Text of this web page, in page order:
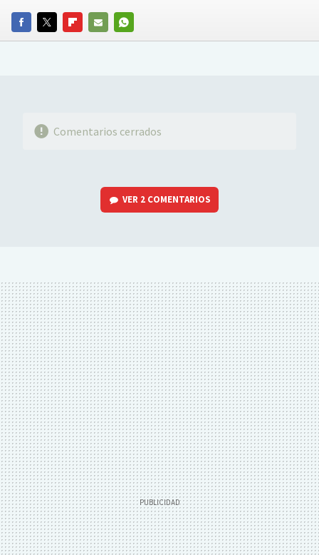
FACEBOOKTWITTERFLIPBOARD
E-
WHATSAPP
Comentarios cerrados
VER 2 COMENTARIOS